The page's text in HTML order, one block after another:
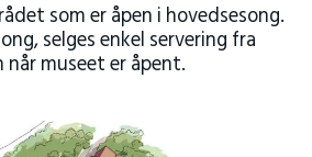
som er åpen i hovedsesong.
selges enkel servering fra
museet er åpent.